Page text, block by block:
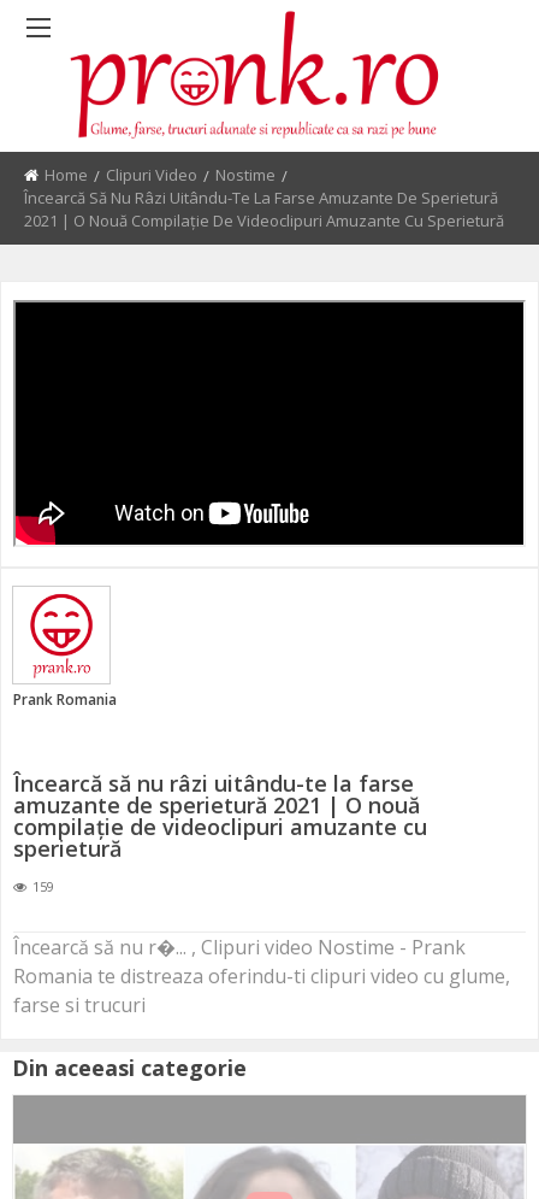
Home Clipuri Video
Nostime
Current:
Încearcă Să Nu Râzi Uitându-Te La Farse Amuzante De Sperietură
2021 | O Nouă Compilație De Videoclipuri Amuzante Cu Sperietură
Prank Romania
Încearcă să nu râzi uitându-te la farse
amuzante de sperietură 2021 | O nouă
compilație de videoclipuri amuzante cu
sperietură
159
Încearcă să nu r�... , Clipuri video Nostime - Prank
Romania te distreaza oferindu-ti clipuri video cu glume,
farse si trucuri
Din aceeasi categorie